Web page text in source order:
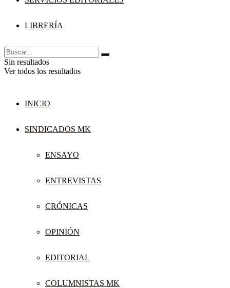
LIBRERÍA
Sin resultados
Ver todos los resultados
INICIO
SINDICADOS MK
ENSAYO
ENTREVISTAS
CRÓNICAS
OPINIÓN
EDITORIAL
COLUMNISTAS MK